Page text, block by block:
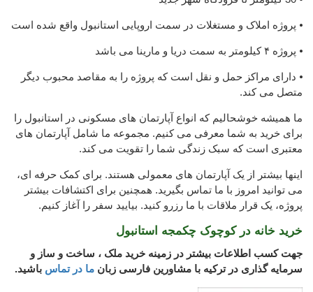
⦁ پروژه املاک و مستغلات در سمت اروپایی استانبول واقع شده است
⦁ پروژه ۴ کیلومتر به سمت دریا و مارینا می باشد
⦁ دارای مراکز حمل و نقل است که پروژه را به مقاصد محبوب دیگر
متصل می کند.
ما همیشه خوشحالیم که انواع آپارتمان های مسکونی در استانبول را
برای خرید به شما معرفی می کنیم. مجموعه ما شامل آپارتمان های
معتبری است که سبک زندگی شما را تقویت می کند.
اینها بیشتر از یک آپارتمان های معمولی هستند. برای کمک حرفه ای،
می توانید امروز با ما تماس بگیرید. همچنین برای اکتشافات بیشتر
پروژه، یک قرار ملاقات با ما رزرو کنید. بیایید سفر را آغاز کنیم.
خرید خانه در کوچوک چکمجه استانبول
جهت کسب اطلاعات بیشتر در زمینه خرید ملک ، ساخت و ساز و
سرمایه گذاری در ترکیه با مشاورین فارسی زبان ما در تماس باشید.